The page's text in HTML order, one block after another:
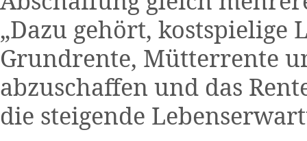
„Dazu gehört, kostspielige
Grundrente, Mütterrente
abzuschaffen und das
die steigende